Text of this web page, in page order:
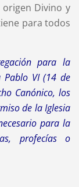
Divino y
para todos
para la
VI (14 de
Canónico, los
de la Iglesia
para la
profecías o